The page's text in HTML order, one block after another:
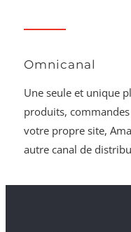
Omnicanal
Une seule et unique
produits,
votre propre site,
autre canal de